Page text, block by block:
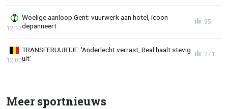
Woelige aanloop Gent: vuurwerk aan hotel, icoon
depanneert
12:17
95
TRANSFERUURTJE: 'Anderlecht verrast, Real haalt stevig
uit'
12:00
271
Meer sportnieuws